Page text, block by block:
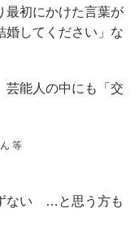
最初にかけた言葉が
婚してください」な
芸能人の中にも「交
等
ない …と思う方も